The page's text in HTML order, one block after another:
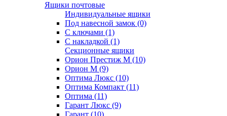
Ящики почтовые
Индивидуальные ящики
Под навесной замок (0)
С ключами (1)
С накладкой (1)
Секционные ящики
Орион Престиж М (10)
Орион М (9)
Оптима Люкс (10)
Оптима Компакт (11)
Оптима (11)
Гарант Люкс (9)
Гарант (10)